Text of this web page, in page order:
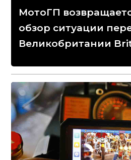
МотоГП
обзор ситуации
Великобритании